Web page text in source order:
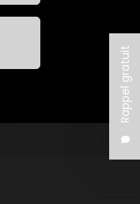
Rappel gratuit